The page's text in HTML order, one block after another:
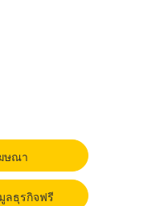
ษณา
ลธุรกิจฟรี